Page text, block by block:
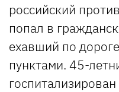
российский
попал в
ехавший по
пунктами. 45-